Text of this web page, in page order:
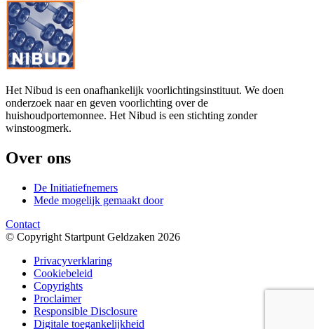
Het Nibud is een onafhankelijk voorlichtingsinstituut. We doen
onderzoek naar en geven voorlichting over de
huishoudportemonnee. Het Nibud is een stichting zonder
winstoogmerk.
Over ons
De Initiatiefnemers
Mede mogelijk gemaakt door
Contact
© Copyright Startpunt Geldzaken 2026
Privacyverklaring
Cookiebeleid
Copyrights
Proclaimer
Responsible Disclosure
Digitale toegankelijkheid